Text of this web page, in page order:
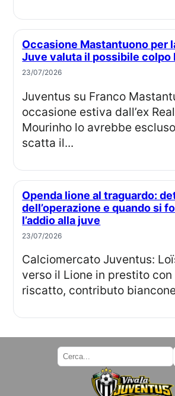
Occasione Mastantuono per la trequarti: la
Juve valuta il possibile colpo
23/07/2026
Juventus su Franco Mastantuono:
occasione estiva dall’ex
Mourinho lo avrebbe
scatta il...
Openda lione al traguardo: dettagli
dell’operazione e quando si
l’addio alla juve
23/07/2026
Calciomercato Juventus: Loïs Openda
verso il Lione in prestito
riscatto, contributo